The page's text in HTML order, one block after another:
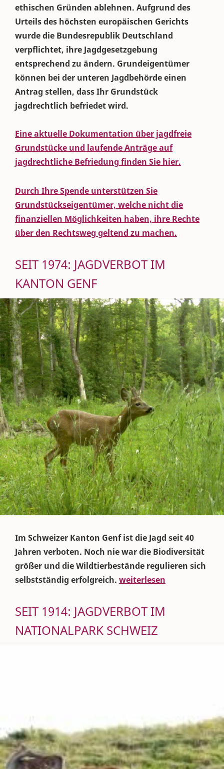
ethischen Gründen ablehnen. Aufgrund des
Urteils des höchsten europäischen Gerichts
wurde die Bundesrepublik Deutschland
verpflichtet, ihre Jagdgesetzgebung
entsprechend zu ändern. Grundeigentümer
können bei der unteren Jagdbehörde einen
Antrag stellen, dass Ihr Grundstück
jagdrechtlich befriedet wird.
Eine aktuelle Dokumentation über jagdfreie
Grundstücke und laufende Anträge auf
jagdrechtliche Befriedung finden Sie hier.
Durch Ihre Spende unterstützen Sie
Grundstückseigentümer, welche nicht die
finanziellen Möglichkeiten haben, ihre Rechte
über den Rechtsweg geltend zu machen.
SEIT 1974: JAGDVERBOT IM
KANTON GENF
Im Schweizer Kanton Genf ist die Jagd seit 40
Jahren verboten. Noch nie war die Biodiversität
größer und die Wildtierbestände regulieren sich
selbstständig erfolgreich. weiterlesen
SEIT 1914: JAGDVERBOT IM
NATIONALPARK SCHWEIZ